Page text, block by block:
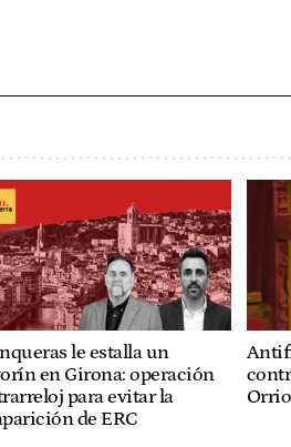
le estalla un
en Girona: operación
para evitar la
de ERC